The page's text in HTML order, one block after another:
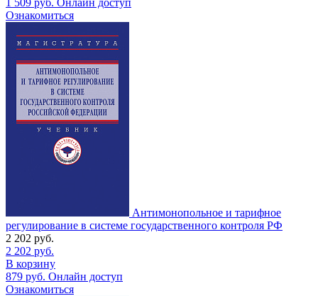
Ознакомиться
Антимонопольное и тарифное
регулирование в системе государственного контроля РФ
2 202 руб.
2 202 руб.
В корзину
879 руб. Онлайн доступ
Ознакомиться